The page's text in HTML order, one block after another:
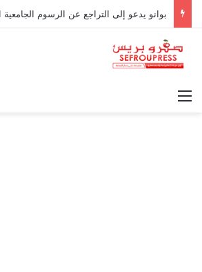
بوانو يدعو إلى التراجع عن الرسوم الجامعية
القائمة